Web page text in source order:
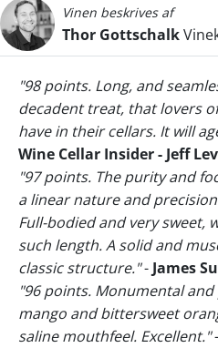
Vinen beskrives af
Thor Gottschalk
"98 points. Long, and
decadent treat, that lovers
have in their cellars. It will
Wine Cellar Insider - Jeff
"97 points. The purity and
a linear nature and
Full-bodied and very sweet,
such length. A solid and
classic structure."- James
"96 points. Monumental
mango and bittersweet
saline mouthfeel. Excellent."-